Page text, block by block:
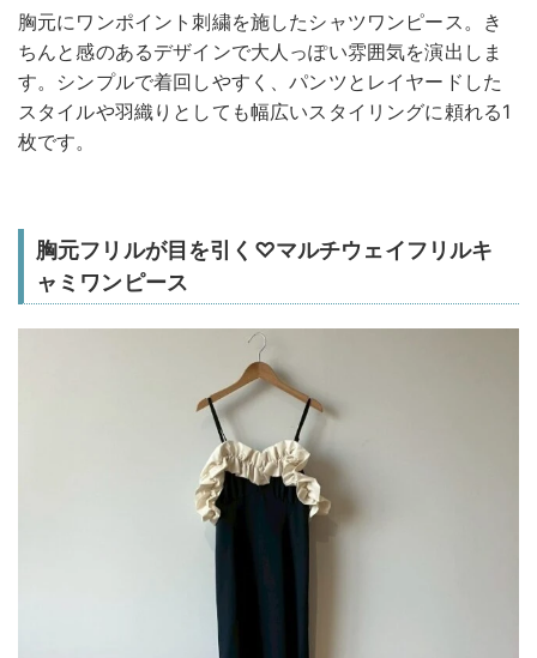
胸元にワンポイント刺繍を施したシャツワンピース。き
ちんと感のあるデザインで大人っぽい雰囲気を演出しま
す。シンプルで着回しやすく、パンツとレイヤードした
スタイルや羽織りとしても幅広いスタイリングに頼れる1
枚です。
胸元フリルが目を引く♡マルチウェイフリルキ
ャミワンピース